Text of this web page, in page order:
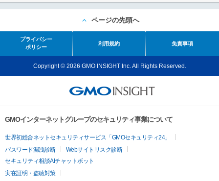
ページの先頭へ
プライバシー
ポリシー
利用規約 免責事項
Copyright © 2026 GMO INSIGHT Inc. All Rights Reserved.
GMOインターネットグループのセキュリティ事業について
世界初総合ネットセキュリティサービス「GMOセキュリティ24」
パスワード漏洩診断
Webサイトリスク診断
セキュリティ相談AIチャットボット
実在証明・盗聴対策